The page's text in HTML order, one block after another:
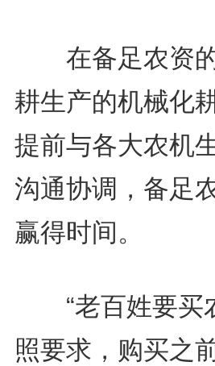
在备足农资的
耕生产的机械化
提前与各大农机
沟通协调，备足
赢得时间。
“老百姓要买
照要求，购买之